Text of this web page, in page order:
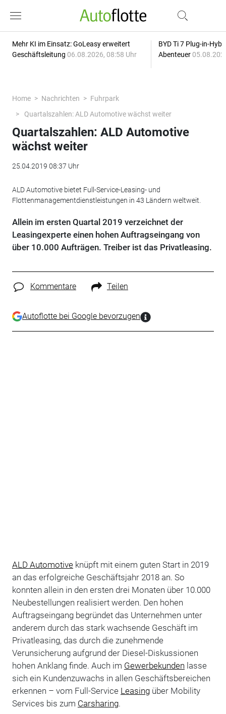
Mehr KI im Einsatz: GoLeasy erweitert
Geschäftsleitung 06.08.2026, 08:58 Uhr
BYD Ti 7 Plug-in-
Abenteuer
Home Nachrichten
Fuhrpark
Quartalszahlen: ALD Automotive wächst weiter
Quartalszahlen: ALD Automotive
wächst weiter
25.04.2019 08:37 Uhr
ALD Automotive bietet Full-Service-Leasing- und
Flottenmanagementdienstleistungen in 43 Ländern weltweit.
Allein im ersten Quartal 2019 verzeichnet der
Leasingexperte einen hohen Auftragseingang von
über 10.000 Aufträgen. Treiber ist das Privatleasing.
Kommentare Teilen
Autoflotte bei Google bevorzugen
ALD Automotiveknüpft mit einem guten Start in 2019
an das erfolgreiche Geschäftsjahr 2018 an. So
konnten allein in den ersten drei Monaten über 10.000
Neubestellungen realisiert werden. Den hohen
Auftragseingang begründet das Unternehmen unter
anderem durch das stark wachsende Geschäft im
Privatleasing, das durch die zunehmende
Verunsicherung aufgrund der Diesel-Diskussionen
hohen Anklang finde. Auch im Gewerbekunden lasse
sich ein Kundenzuwachs in allen Geschäftsbereichen
erkennen – vom Full-Service Leasingüber Mobility
Services bis zum Carsharing.